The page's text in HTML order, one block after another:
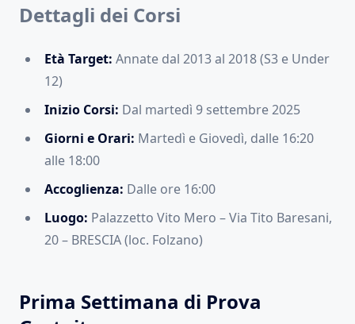
Dettagli dei Corsi
Età Target: Annate dal 2013 al 2018 (S3 e Under
12)
Inizio Corsi: Dal martedì 9 settembre 2025
Giorni e Orari: Martedì e Giovedì, dalle 16:20
alle 18:00
Accoglienza: Dalle ore 16:00
Luogo: Palazzetto Vito Mero – Via Tito Baresani,
20 – BRESCIA (loc. Folzano)
Prima Settimana di Prova